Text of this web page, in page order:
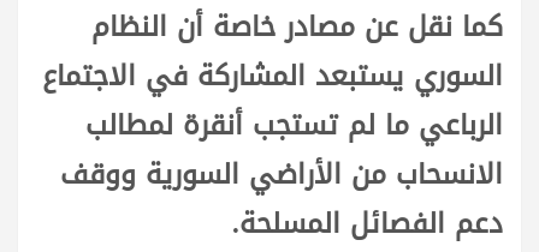
كما نقل عن مصادر خاصة أن النظام
السوري يستبعد المشاركة في الاجتماع
الرباعي ما لم تستجب أنقرة لمطالب
الانسحاب من الأراضي السورية ووقف
دعم الفصائل المسلحة.